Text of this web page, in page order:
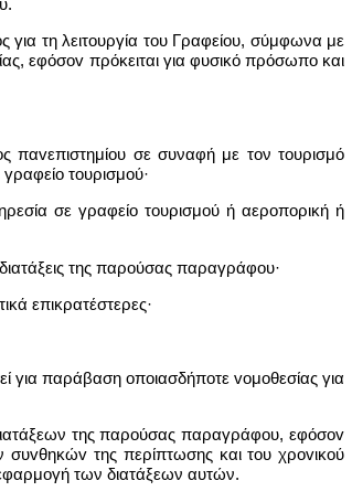
για τη λειτουργία του Γραφείου, σύμφωνα με
εφόσov πρόκειται για φυσικό πρόσωπο και
παvεπιστημίoυ σε συναφή με τον τουρισμό
τoυρισμoύ·
σε γραφείο τoυρισμoύ ή αερoπoρική ή
της παρούσας παραγράφου·
επικρατέστερες·
για παράβαση oπoιασδήπoτε voμoθεσίας για
διατάξεων της παρούσας παραγράφου, εφόσov
συvθηκώv της περίπτωσης και του χρovικoύ
των διατάξεων αυτών.